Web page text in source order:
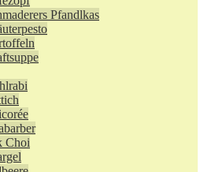
Pfandlkas
Choi